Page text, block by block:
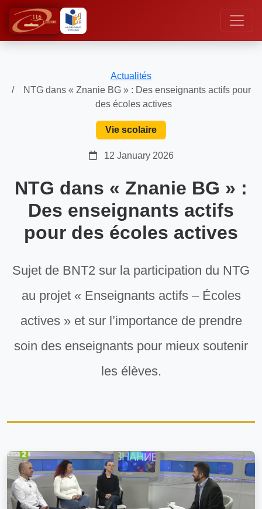
Actualités
NTG dans « Znanie BG » : Des enseignants actifs pour
des écoles actives
Vie scolaire
12 January 2026
NTG dans « Znanie BG » :
Des enseignants actifs
pour des écoles actives
Sujet de BNT2 sur la participation du NTG
au projet « Enseignants actifs – Écoles
actives » et sur l’importance de prendre
soin des enseignants pour mieux soutenir
les élèves.